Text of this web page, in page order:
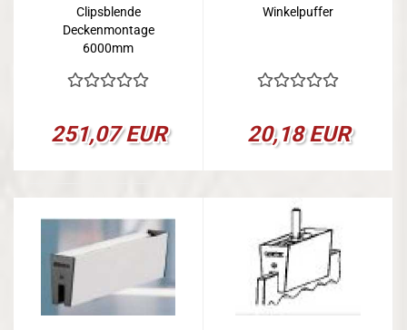
Clipsblende
Deckenmontage
6000mm
251,07 EUR
Winkelpuffer
20,18 EUR